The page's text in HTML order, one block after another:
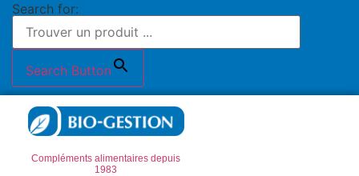
Search for:
Search Button
Compléments alimentaires depuis
1983